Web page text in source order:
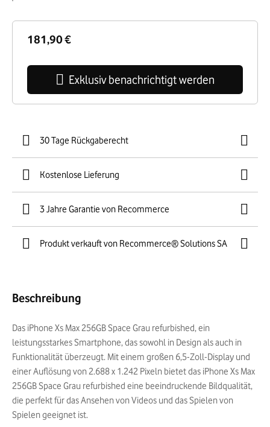
181,90 €
Exklusiv benachrichtigt werden
30 Tage Rückgaberecht
Kostenlose Lieferung
3 Jahre Garantie von Recommerce
Produkt verkauft von Recommerce® Solutions SA
Beschreibung
Das iPhone Xs Max 256GB Space Grau refurbished, ein
leistungsstarkes Smartphone, das sowohl in Design als auch in
Funktionalität überzeugt. Mit einem großen 6,5-Zoll-Display und
einer Auflösung von 2.688 x 1.242 Pixeln bietet das iPhone Xs Max
256GB Space Grau refurbished eine beeindruckende Bildqualität,
die perfekt für das Ansehen von Videos und das Spielen von
Spielen geeignet ist.